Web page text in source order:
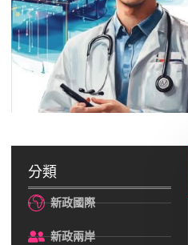
分類
新政國際
新政兩岸